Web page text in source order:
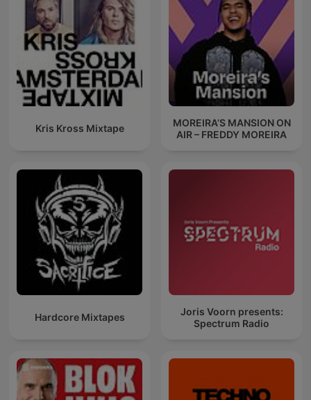
Kris Kross Mixtape
MOREIRA’S MANSION ON
AIR – FREDDY MOREIRA
Hardcore Mixtapes
Joris Voorn presents:
Spectrum Radio